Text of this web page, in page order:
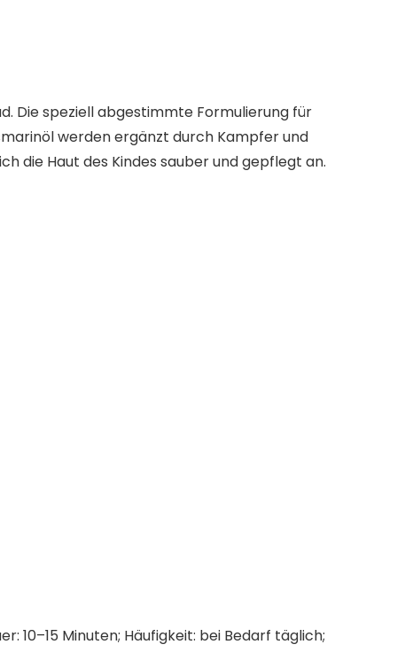
Die speziell abgestimmte Formulierung für
werden ergänzt durch Kampfer und
die Haut des Kindes sauber und gepflegt an.
10–15 Minuten; Häufigkeit: bei Bedarf täglich;